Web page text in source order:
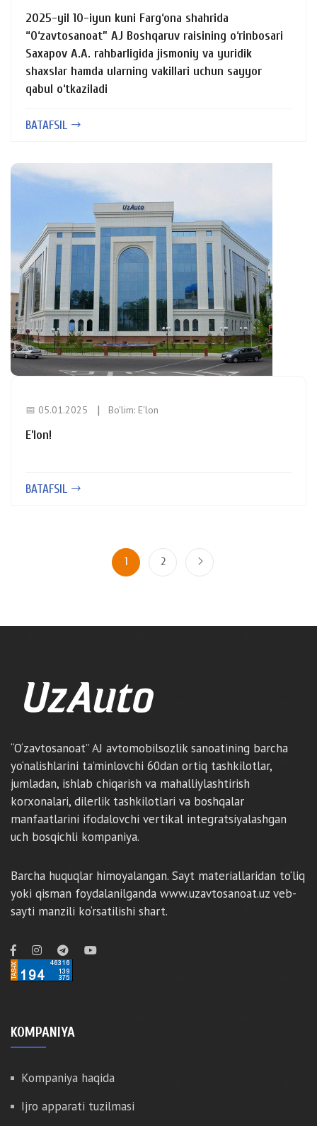
2025-yil 10-iyun kuni Farg‘ona shahrida
“O‘zavtosanoat” AJ Boshqaruv raisining o‘rinbosari
Saxapov A.A. rahbarligida jismoniy va yuridik
shaxslar hamda ularning vakillari uchun sayyor
qabul o‘tkaziladi
BATAFSIL
📅 05.01.2025 Bo'lim: E'lon
E’lon!
BATAFSIL
1 2
“O‘zavtosanoat” AJ avtomobilsozlik sanoatining barcha
yo‘nalishlarini ta’minlovchi 60dan ortiq tashkilotlar,
jumladan, ishlab chiqarish va mahalliylashtirish
korxonalari, dilerlik tashkilotlari va boshqalar
manfaatlarini ifodalovchi vertikal integratsiyalashgan
uch bosqichli kompaniya.
Barcha huquqlar himoyalangan. Sayt materiallaridan to‘liq
yoki qisman foydalanilganda www.uzavtosanoat.uz veb-
sayti manzili ko‘rsatilishi shart.
KOMPANIYA
Kompaniya haqida
Ijro apparati tuzilmasi